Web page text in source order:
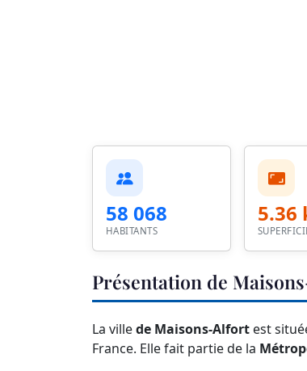
58 068
HABITANTS
5.36
Présentation de
La villede Maisons-Alfort est
France. Elle fait partie de la